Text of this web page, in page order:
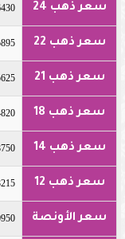
سعر ذهب 24 6430
سعر ذهب 22 5895
سعر ذهب 21 5625
سعر ذهب 18 4820
سعر ذهب 14 3750
سعر ذهب 12 3215
سعر الأونصة